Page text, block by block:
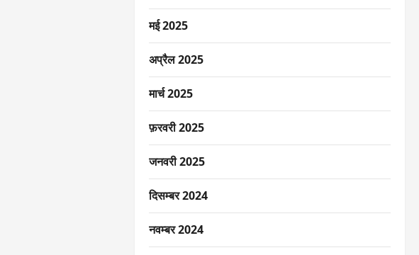
मई 2025
अप्रैल 2025
मार्च 2025
फ़रवरी 2025
जनवरी 2025
दिसम्बर 2024
नवम्बर 2024